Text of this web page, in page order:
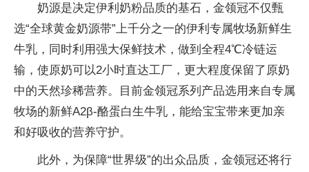
奶源是决定伊利奶粉品质的基石，金领冠不仅甄
选“全球黄金奶源带”上千分之一的伊利专属牧场新鲜生
牛乳，同时利用强大保鲜技术，做到全程4℃冷链运
输，使原奶可以2小时直达工厂，更大程度保留了原奶
中的天然珍稀营养。目前金领冠系列产品选用来自专属
牧场的新鲜A2β-酪蛋白生牛乳，能给宝宝带来更加亲
和好吸收的营养守护。
此外，为保障“世界级”的出众品质，金领冠还将行